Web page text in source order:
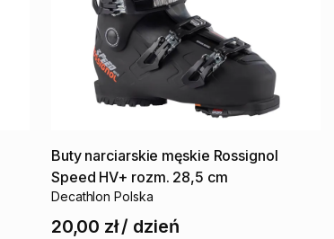
Buty narciarskie męskie Rossignol
Speed HV+ rozm. 28​,​​5 cm
Decathlon Polska
20,00 zł/ dzień